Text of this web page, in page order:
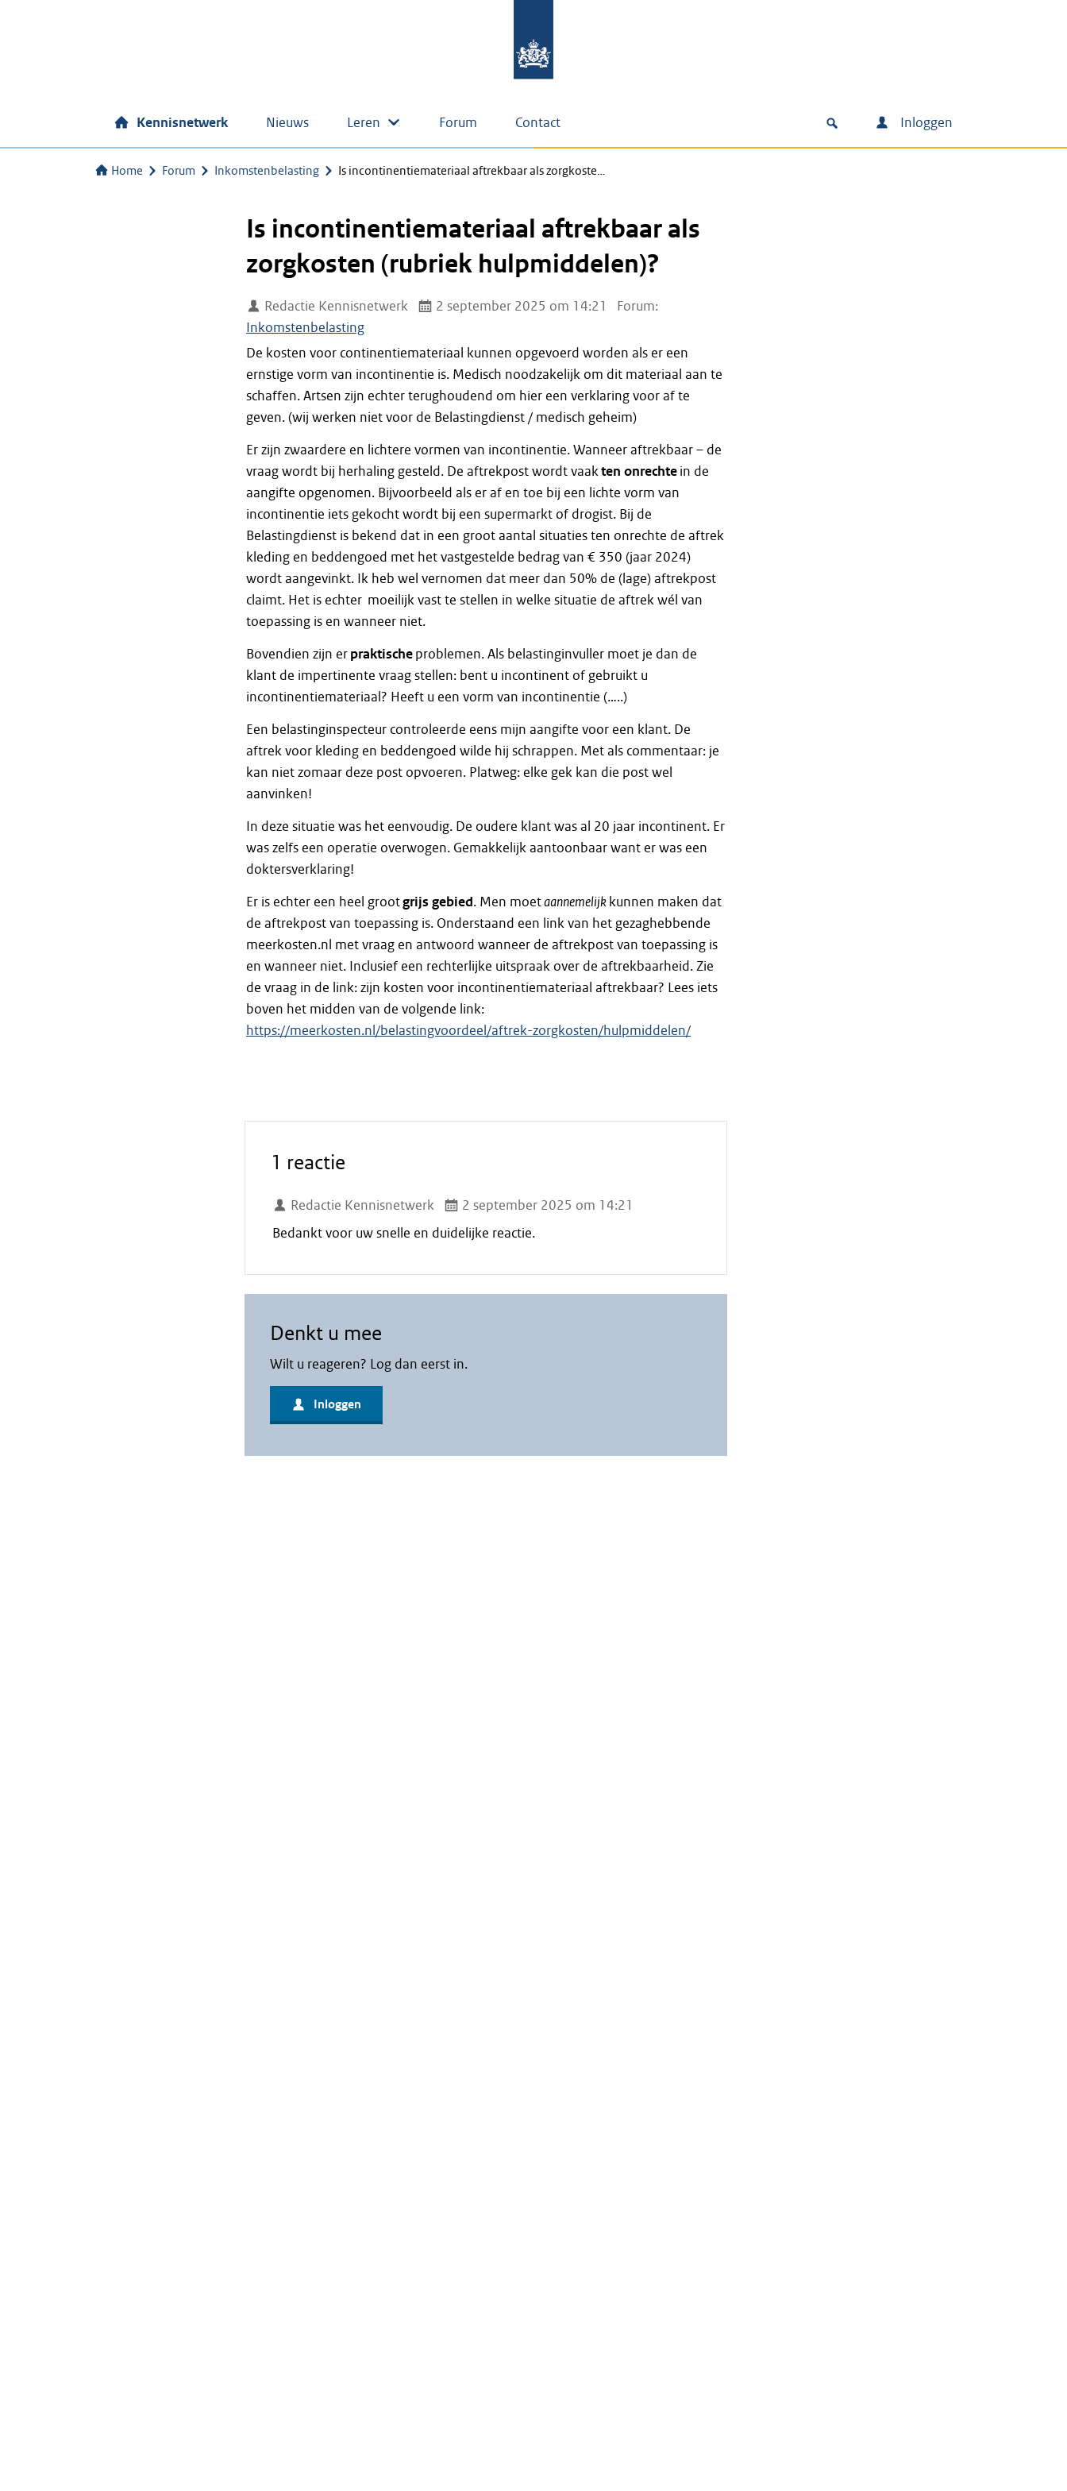
Kennisnetwerk Nieuws Leren Forum Contact Inloggen
Home Forum Inkomstenbelasting Is incontinentiemateriaal aftrekbaar als zorgkoste…
Is incontinentiemateriaal aftrekbaar als
zorgkosten (rubriek hulpmiddelen)?
Redactie Kennisnetwerk 2 september 2025 om 14:21
Forum:
Inkomstenbelasting
De kosten voor continentiemateriaal kunnen opgevoerd worden als er een
ernstige vorm van incontinentie is. Medisch noodzakelijk om dit materiaal aan te
schaffen. Artsen zijn echter terughoudend om hier een verklaring voor af te
geven. (wij werken niet voor de Belastingdienst / medisch geheim)
Er zijn zwaardere en lichtere vormen van incontinentie. Wanneer aftrekbaar – de
vraag wordt bij herhaling gesteld. De aftrekpost wordt vaakten onrechtein de
aangifte opgenomen. Bijvoorbeeld als er af en toe bij een lichte vorm van
incontinentie iets gekocht wordt bij een supermarkt of drogist. Bij de
Belastingdienst is bekend dat in een groot aantal situaties ten onrechte de aftrek
kleding en beddengoed met het vastgestelde bedrag van € 350 (jaar 2024)
wordt aangevinkt. Ik heb wel vernomen dat meer dan 50% de (lage) aftrekpost
claimt. Het is echter moeilijk vast te stellen in welke situatie de aftrek wél van
toepassing is en wanneer niet.
Bovendien zijn erpraktischeproblemen. Als belastinginvuller moet je dan de
klant de impertinente vraag stellen: bent u incontinent of gebruikt u
incontinentiemateriaal? Heeft u een vorm van incontinentie (…..)
Een belastinginspecteur controleerde eens mijn aangifte voor een klant. De
aftrek voor kleding en beddengoed wilde hij schrappen. Met als commentaar: je
kan niet zomaar deze post opvoeren. Platweg: elke gek kan die post wel
aanvinken!
In deze situatie was het eenvoudig. De oudere klant was al 20 jaar incontinent. Er
was zelfs een operatie overwogen. Gemakkelijk aantoonbaar want er was een
doktersverklaring!
Er is echter een heel grootgrijs gebied. Men moetaannemelijk kunnen maken dat
de aftrekpost van toepassing is. Onderstaand een link van het gezaghebbende
meerkosten.nl met vraag en antwoord wanneer de aftrekpost van toepassing is
en wanneer niet. Inclusief een rechterlijke uitspraak over de aftrekbaarheid. Zie
de vraag in de link: zijn kosten voor incontinentiemateriaal aftrekbaar? Lees iets
boven het midden van de volgende link:
https://meerkosten.nl/belastingvoordeel/aftrek-zorgkosten/hulpmiddelen/
1 reactie
Redactie Kennisnetwerk
2 september 2025 om 14:21
Bedankt voor uw snelle en duidelijke reactie.
Denkt u mee
Wilt u reageren? Log dan eerst in.
Inloggen